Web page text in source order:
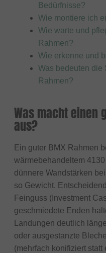
Bedürfnisse?
Wie montiere ich
Wie warte und
Rahmen?
Wie erkenne und
Was bedeuten die
Rahmen?
Was macht einen
aus?
Ein guter BMX Rahmen
wärmebehandeltem
dünnere Wandstärken
so Gewicht.
Feinguss (Investment
geschmiedete Enden
Landungen deutlich
oder ausgestanzte
(mehrfach konifiziert statt